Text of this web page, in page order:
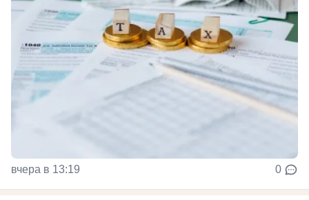
вчера в 13:19 0